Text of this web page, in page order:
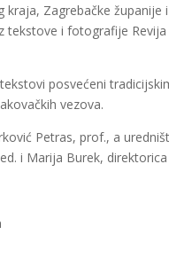
kraja, Zagrebačke
tekstove i fotografije
posvećeni
vezova.
Petras, prof., a
i Marija Burek,